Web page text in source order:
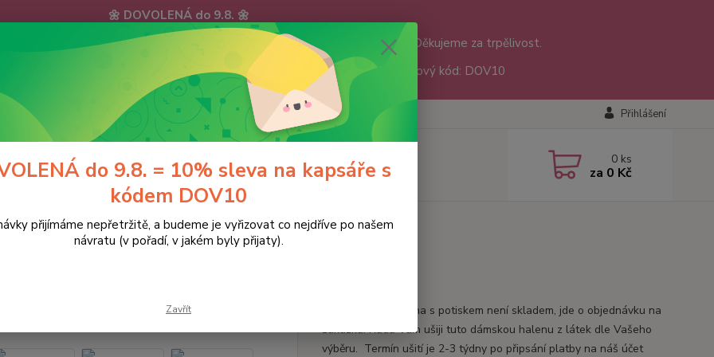
🌼 DOVOLENÁ do 9.8. 🌼
e-maily i telefonáty vyřídíme postupně - v pořadí, v jakém nám přišly. Děkujeme za trpělivost.
zpříjemnili: doprava ZDARMA nad 700 Kč a 10% sleva na kapsáře 😊 Slevový kód: DOV10
DOPRAVA a PLATBA KONTAKTY Přihlášení
Hledat 0 ks
za 0 Kč
s potiskem Zdravotnická halena ~ NA ZAKÁZKU
Zdravotnická halena s potiskem není skladem, jde o objednávku na
zakázku. Ráda Vám ušiji tuto dámskou halenu z látek dle Vašeho
výběru. Termín ušití je 2-3 týdny po připsání platby na náš účet
do 9.8. = 10% sleva na kapsáře s
kódem DOV10
přijímáme nepřetržitě, a budeme je vyřizovat co nejdříve po našem
návratu (v pořadí, v jakém byly přijaty).
Zavřít